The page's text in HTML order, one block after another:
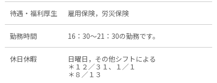
待遇・福利厚生 雇用保険，労災保険
勤務時間 16：30～21：30の勤務です。
休日休暇
日曜日，その他シフトによる
＊１２／３１、１／１
＊８／１３